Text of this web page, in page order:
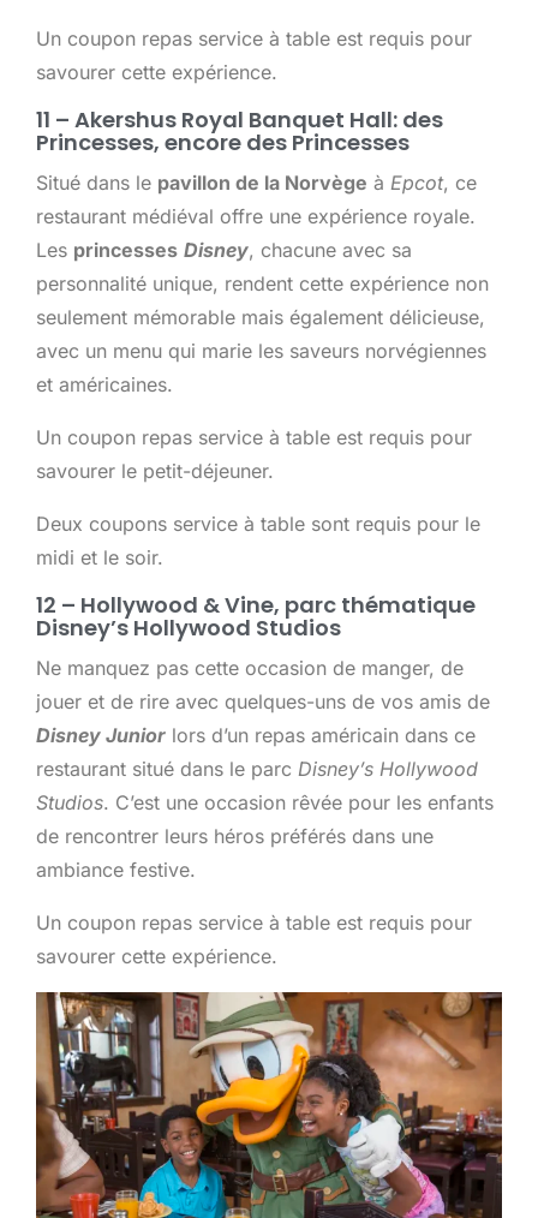
Un coupon repas service à table est requis pour
savourer cette expérience.
11 – Akershus Royal Banquet Hall: des
Princesses, encore des Princesses
Situé dans le pavillon de la Norvège à Epcot, ce
restaurant médiéval offre une expérience royale.
Les princesses Disney, chacune avec sa
personnalité unique, rendent cette expérience non
seulement mémorable mais également délicieuse,
avec un menu qui marie les saveurs norvégiennes
et américaines.
Un coupon repas service à table est requis pour
savourer le petit-déjeuner.
Deux coupons service à table sont requis pour le
midi et le soir.
12 – Hollywood & Vine, parc thématique
Disney’s Hollywood Studios
Ne manquez pas cette occasion de manger, de
jouer et de rire avec quelques-uns de vos amis de
Disney Junior lors d’un repas américain dans ce
restaurant situé dans le parc Disney’s Hollywood
Studios. C’est une occasion rêvée pour les enfants
de rencontrer leurs héros préférés dans une
ambiance festive.
Un coupon repas service à table est requis pour
savourer cette expérience.